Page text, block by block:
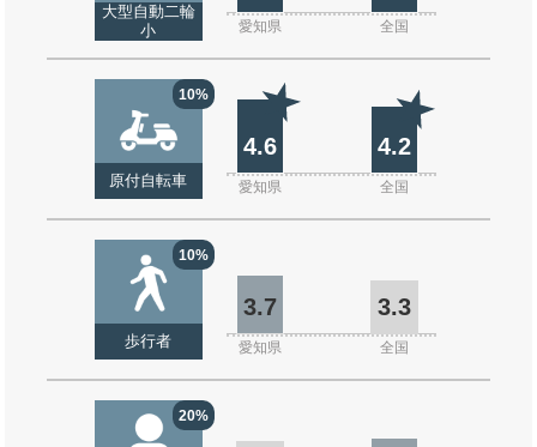
大型自動二輪
小
愛知県 全国
10%
原付自転車
4.6 4.2
愛知県 全国
10%
歩行者
3.7 3.3
愛知県 全国
20%